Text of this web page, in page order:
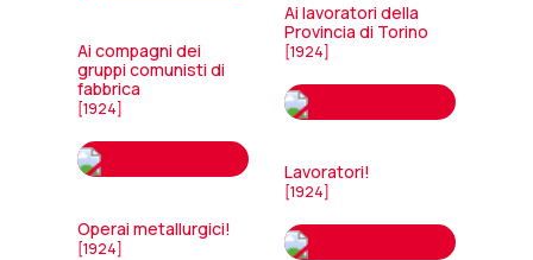
Ai lavoratori della
Provincia di Torino
[1924]
Ai compagni dei
gruppi comunisti di
fabbrica
[1924]
Lavoratori!
[1924]
Operai metallurgici!
[1924]